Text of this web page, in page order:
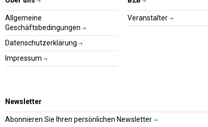
Allgemeine
Geschäftsbedingungen
Datenschutzerklärung
Impressum
Veranstalter
Newsletter
Abonnieren Sie Ihren persönlichen Newsletter